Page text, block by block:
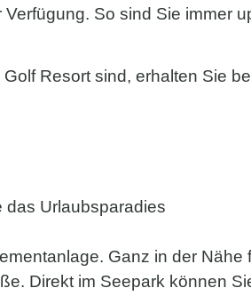
So sind Sie immer
Resort sind, erhalten Sie
das Urlaubsparadies
Ganz in der
Direkt im Seepark können